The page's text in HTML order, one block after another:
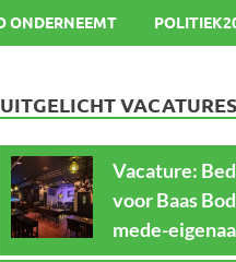
ONDERNEEMT
UITGELICHT VACATURES
Vacature:
voor Baas
mede-